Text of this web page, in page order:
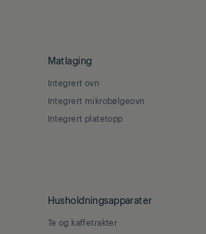
Matlaging
Integrert ovn
Integrert mikrobølgeovn
Integrert platetopp
Husholdningsapparater
Te og kaffetrakter